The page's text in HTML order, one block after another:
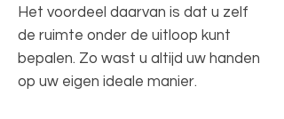
Het voordeel daarvan is dat u zelf
de ruimte onder de uitloop kunt
bepalen. Zo wast u altijd uw handen
op uw eigen ideale manier.